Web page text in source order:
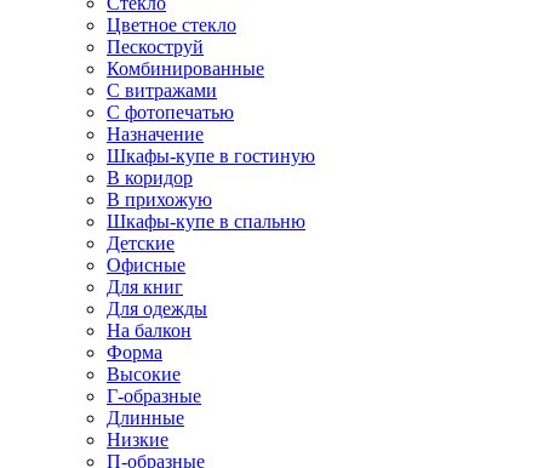
Цветное стекло
Пескоструй
Комбинированные
С витражами
С фотопечатью
Назначение
Шкафы-купе в гостиную
В коридор
В прихожую
Шкафы-купе в спальню
Детские
Офисные
Для книг
Для одежды
На балкон
Форма
Высокие
Г-образные
Длинные
Низкие
П-образные